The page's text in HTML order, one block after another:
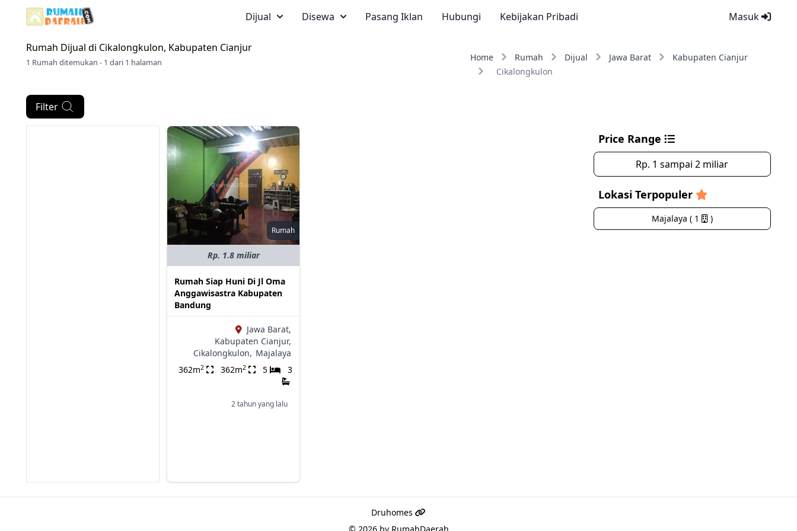
Masuk
Dijual Disewa Pasang Iklan Hubungi Kebijakan Pribadi
Rumah Dijual di Cikalongkulon, Kabupaten Cianjur
1 Rumah ditemukan - 1 dari 1 halaman Home Rumah Dijual Jawa Barat
Kabupaten Cianjur
Cikalongkulon
Filter
Rumah
Rp. 1.8 miliar
Rumah Siap Huni Di Jl Oma
Anggawisastra Kabupaten
Bandung
Jawa Barat,
Kabupaten Cianjur,
Cikalongkulon, Majalaya
362m2 362m2 5 3
2 tahun yang lalu
Price Range
Rp. 1 sampai 2 miliar
Lokasi Terpopuler
Majalaya ( 1 )
Druhomes